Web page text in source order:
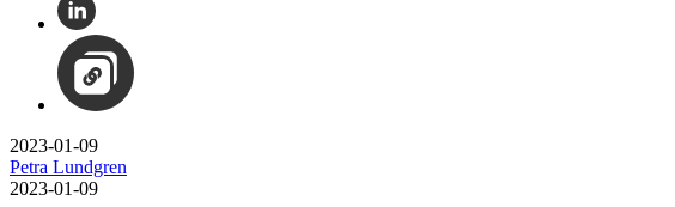
2023-01-09
Petra Lundgren
2023-01-09